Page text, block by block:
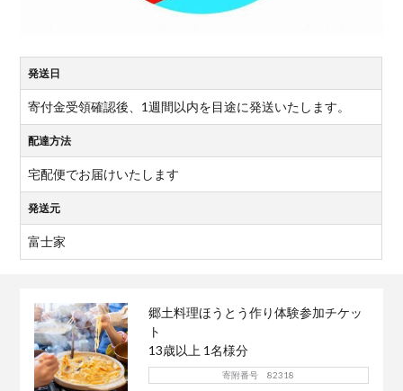
発送日
寄付金受領確認後、1週間以内を目途に発送いたします。
配達方法
宅配便でお届けいたします
発送元
富士家
郷土料理ほうとう作り体験参加チケッ
ト
13歳以上 1名様分
寄附番号 82318